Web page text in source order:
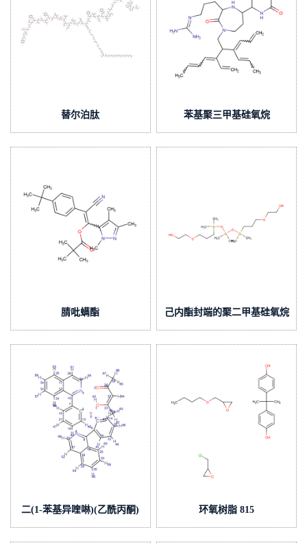
替尔泊肽 苯基聚三甲基硅氧烷
腈吡螨酯 己内酯封端的聚二甲基硅氧烷
二(1-苯基异喹啉)(乙酰丙酮)
合铱(III)
环氧树脂 815